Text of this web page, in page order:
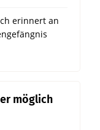
erinnert an
möglich